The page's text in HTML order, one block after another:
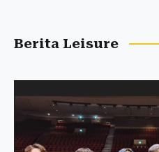
Berita Leisure